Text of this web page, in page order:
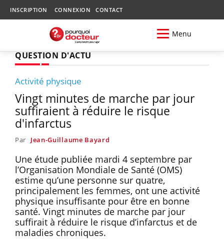
INSCRIPTION CONNEXION CONTACT
Menu
QUESTION D'ACTU
Activité physique
Vingt minutes de marche par jour
suffiraient à réduire le risque
d'infarctus
Par Jean-Guillaume Bayard
Une étude publiée mardi 4 septembre par
l’Organisation Mondiale de Santé (OMS)
estime qu’une personne sur quatre,
principalement les femmes, ont une activité
physique insuffisante pour être en bonne
santé. Vingt minutes de marche par jour
suffirait à réduire le risque d’infarctus et de
maladies chroniques.